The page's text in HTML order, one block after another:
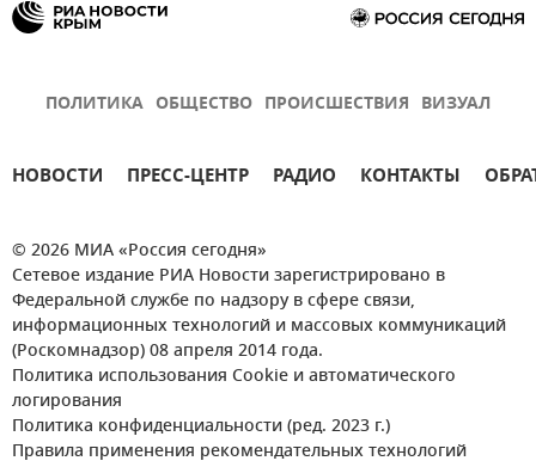
ПОЛИТИКА ОБЩЕСТВО ПРОИСШЕСТВИЯ ВИЗУАЛ
НОВОСТИ ПРЕСС-ЦЕНТР РАДИО КОНТАКТЫ
© 2026 МИА «Россия сегодня»
Сетевое издание РИА Новости зарегистрировано в
Федеральной службе по надзору в сфере связи,
информационных технологий и массовых коммуникаций
(Роскомнадзор) 08 апреля 2014 года.
Политика использования Cookie и автоматического
логирования
Политика конфиденциальности (ред. 2023 г.)
Правила применения рекомендательных технологий